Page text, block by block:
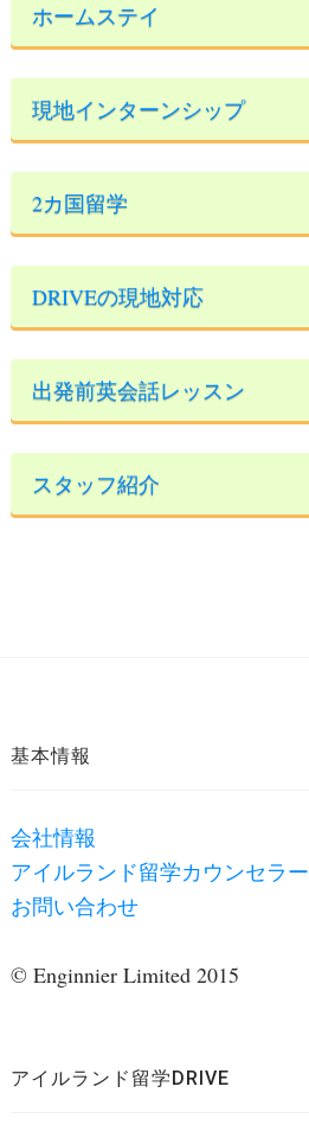
ホームステイ
現地インターンシップ
2カ国留学
DRIVEの現地対応
出発前英会話レッスン
スタッフ紹介
基本情報
会社情報
アイルランド留学カウンセラー
お問い合わせ
© Enginnier Limited 2015
アイルランド留学DRIVE